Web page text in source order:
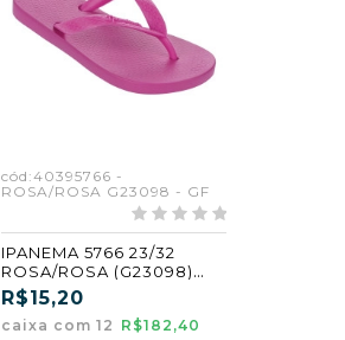
cód:40395766 -
ROSA/ROSA G23098 - GF
IPANEMA 5766 23/32
ROSA/ROSA (G23098)
(GF)
R$15,20
caixa com 12 R$182,40